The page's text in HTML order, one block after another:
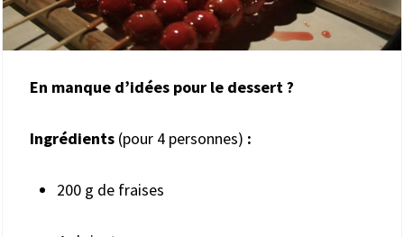
En manque d’idées pour le dessert ?
Ingrédients (pour 4 personnes) :
200 g de fraises